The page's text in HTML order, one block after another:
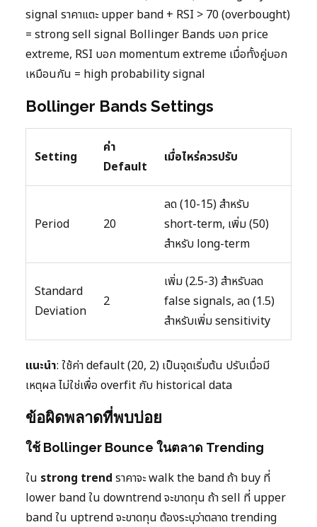
signal ราคาแตะ upper band + RSI > 70 (overbought)
= strong sell signal Bollinger Bands บอก price
extreme, RSI บอก momentum extreme เมื่อทั้งคู่บอก
เหมือนกัน = high probability signal
Bollinger Bands Settings
Setting
ค่า
Default
เมื่อไหร่ควรปรับ
Period 20
ลด (10-15) สำหรับ
short-term, เพิ่ม (50)
สำหรับ long-term
Standard
Deviation
2
เพิ่ม (2.5-3) สำหรับลด
false signals, ลด (1.5)
สำหรับเพิ่ม sensitivity
แนะนำ: ใช้ค่า default (20, 2) เป็นจุดเริ่มต้น ปรับเมื่อมี
เหตุผล ไม่ใช่เพื่อ overfit กับ historical data
ข้อผิดพลาดที่พบบ่อย
ใช้ Bollinger Bounce ในตลาด Trending
ใน strong trend ราคาจะ walk the band ถ้า buy ที่
lower band ใน downtrend จะขาดทุน ถ้า sell ที่ upper
band ใน uptrend จะขาดทุน ต้องระบุว่าตลาด trending